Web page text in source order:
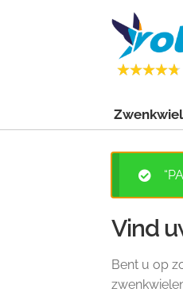
Ga
door
naar
navigatie
Ga
naar
de
inhoud
Vind
Bent u op